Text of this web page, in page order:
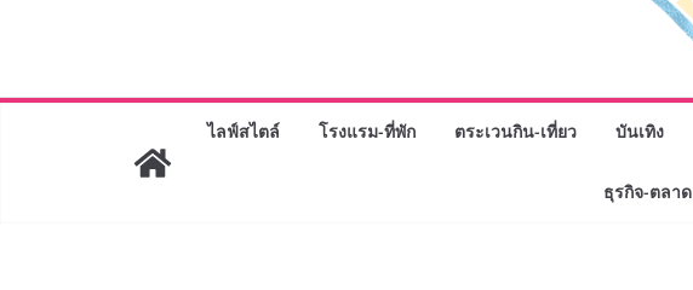
“ดร.ปิยะวัฒน์” ถ่ายทอดวิสัยทัศน์ธุรกิจ
พร้อมฟรีคอนเสิร์ต “โชค รถแห่” ยกวง
อร่อย ยกเมนูระดับตำนาน “ข้าวหน้าไก่
ไลฟ์สไตล์ โรงแรม-ที่พัก ตระเวนกิน-เที่ยว บันเทิง
ธุรกิจ-ตลาด